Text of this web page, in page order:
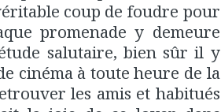
coup de foudre pour
promenade y demeure
salutaire, bien sûr il y
cinéma à toute heure de la
les amis et habitués